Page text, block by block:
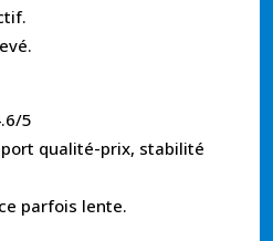
5
qualité-prix, stabilité
parfois lente.